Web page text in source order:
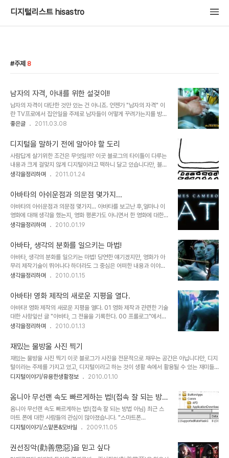
디지털리스트 hisastro
주제 8
남자의 자격, 아내를 위한 설겆이!!
남자의 자격이 대단한 것만 있는 건 아니죠. 언젠가 "남자의 자격" 이
란 TV프로에서 집안일을 주제로 남자들이 어떻게 꾸려가는지를 방영
한 적이 있습니다. 그 방송 끝 무렵, 직접 집안일을 해본 후 정말 힘들
를 위해 집안일을 도와주는 것도 남자가 지녀야 할 자격 중 하나라고...
근데, 요즘 그 말이 적잖이 와 닿습니다. 들리는 바에 의하면 맞벌이하
는 경우도 대부분 집안일은 여자가 맡는다고 합니다. 물론 예전에 비하
면 많이 변했다고는 하지만, 아직은 좀 그런 것 같습니다. 그런데, 아이
러니하게도 결혼 전 대부분 남자들은 무엇이든 다 잘해줄 것처럼 예비
듯 결혼 전 얘기와는..
좋은글 2011.03.08
디지털을 말하기 전에 알아야 할 도리
사람답게 살기위한 조건은 무엇일까? 이곳 블로그의 타이틀이 다루는
내용과 크게 걸맞지 않게 디지털이라고 떡하니 달고 있습니다만, 블로
그 운영에 대한 생각을 공지 글로 발행하면서 언급했던 것처럼 사실 여
닌 속성. 즉, 상호작용과 나눔이라는 의미를 그 바탕에 두고 자연스럽
게 디지털을 말하고자 했던 겁니다. 그러니까 어떤 선을 긋고, 이건 이
거고 저건 저것이다를 말하기보다 디지털 세상이 가져다준 자연스러
운 연결고리 또는 연관성을 주제로 관심과 필요에 따라서 글을 발행하
고자 했고 지금껏 그래 왔습니다. ▲ 도구와 경로 등 일정한 틀이 요구
서 그것이 큰 제약이 되지는 않았습니다. 그..
생각을정리하며 2011.01.24
아바타의 아쉬운점과 의문점 몇가지...
아바타의 아쉬운점과 의문점 몇가지... 아바타를 보고난 후,얼마나 이
영화에 대해 생각을 했는지, 영화 평론가도 아니면서 한 영화에 대한
포스트를 몇차례에 걸쳐 발행을 하게되네요. 이번이 벌써 4번째 입니
군요. ^^ 사실 아바타에 대한 글에 있어서는 "아바타, 생각의 분화를
일으키는 마법!"이란 제목으로 썼던 세번째 글이 이곳 블로그에서 발
행했던 글들중 그 중심이라고 할 수 있습니다. 그런데, 많은 생각을 하
고 스스로 그만큼 심혈을 기울여 쓴 만큼, 많은 분들과 아바타에 대한
생각을 나누고자 했던 기대와는 달리 그러하지 못한 부분에 있어서는
좀더 많은 분들과의 공감이 ..
생각을정리하며 2010.01.19
아바타, 생각의 분화를 일으키는 마법!
아바타, 생각의 분화를 일으키는 마법! 당연한 얘기겠지만, 영화가 아
무리 제작기술이 뛰어나다 하더라도 그 중심은 어떠한 내용과 이야기
를 담고 있느냐가 무엇보다도 중요한 요소일 겁니다. 몇해 전 수백억의
며, 나라가 온통 시끄러웠던 심형래 감독의 영화 "디워"의 기억은 좋은
예가 되리라 생각합니다. 물론 이상한 논리들로 찬반이 엇갈리며 지저
분하게 얼룩졌던 그때의 기억이 좋지는 않지만... 이야기 또는 내용과
전달하고자 하는 메시지 등은 영화의 기본 골격이라고 할 수 있습니다.
때문에 아무리 영화가 멋진 기술과 영상으로 채워져 있다고 하더라도
되어 관객으로부터 혹평을 받게 되고..
생각을정리하며 2010.01.15
아바타! 영화 제작의 새로운 지평을 열다.
아바타! 영화 제작의 새로운 지평을 열다. 01 영화 제작과 관련한 기술
대한 사항앞선 글 "아바타, 그 전율을 기록한다. 00 프롤로그"에서도
언급했듯이 아바타의 제작 자체가 입체영상을 바탕으로 만들었다는
그런데, 제가 너무 기대를 하고 봐서 그럴까요? 아니면... iMax로 보질
못해서 그럴까요? 제 개인적 소견으로는 2D로 아바타를 본 분들이라
면, 굳이 3D는 추천하고 싶지 않습니다. iMAX는 제가 보질 못했으
니... 모르겠습니다. 하지만, 만일 처음 아바타를 보게 되는 경우라면,
2D말고 3D로 보는 것을 권해드리고 싶습니다. 물론 iMAX를 볼 수
iMAX입니다..
생각을정리하며 2010.01.13
재밌는 물방울 사진 찍기
재밌는 물방울 사진 찍기 이곳 블로그가 사진을 전문적으로 채우는 공간은 아닙니다만, 디지
털이라는 주제를 가지고 있고, 디지털이라고 하는 것이 생활 속에서 활용될 수 있는 재미들
을 공유하고자 하는 마음이기에 본 내용을 게재합니다. 디지털에 대한 내용들을 최근 몇차례
생활을 변화시키고 있는 것만은 분명한 사실입니다. 하지만, 그 변화의 속성 중에 디지털이
부여하고 있는 핵심은 능동적이어야 한다는 점입니다. 소수가 다수에게 피동적으로 부여 받
는 것이 아니라 내가 참여하고, 내가 하고자 하는 바를 생각을 펼치고 함께하고자 하는 것!!
▲ 멋진 물방울 사진 1 언젠가 물방울 사진들을 보았을 때... 와~ 이런 건 도대체 어떻..
디지털이야기/유용한생활정보 2010.01.10
옴니아 무선랜 속도 빠르게하는 법!(접속 잘 되는 방법
아님)
옴니아 무선랜 속도 빠르게하는 법!(접속 잘 되는 방법 아님) 최근 스
마트 폰에 대한 사람들의 관심이 많아졌습니다. "스마트폰
(SmartPhone)을 사용하는 이유!! "라는 글에서 스마트 폰의 효용성
이는데 있어 삼성이라는 대기업의 마케팅은 적지 않은 영향을 주었고,
그 중심에 최근 씨리즈로 출시하고 있고, 저도 사용하고 있는 "옴니
디지털이야기/스맡폰&모바일 2009.11.05
권선징악(勸善懲惡)을 믿고 싶다